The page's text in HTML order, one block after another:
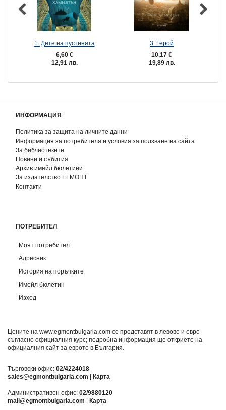
1: Дете на пустинята
6,60 €
12,91 лв.
3: Герой
10,17 €
19,89 лв.
ИНФОРМАЦИЯ
Политика за защита на личните данни
Информация за потребителя и условия за ползване на сайта
За библиотеките
Новини и събития
Архив имейл бюлетини
За издателство ЕГМОНТ
Контакти
ПОТРЕБИТЕЛ
Моят потребител
Адресник
История на поръчките
Имейл бюлетин
Изход
Цените на www.egmontbulgaria.com се представят в левове и евро
съгласно официалния курс; подробна информация ще откриете на
официалния сайт за еврото в България
Търговски офис: 02/4224018
sales@egmontbulgaria.com
Карта
Административен офис: 02/9880120
mail@egmontbulgaria.com
Карта